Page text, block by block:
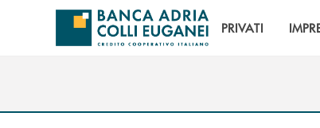
Salta al contenuto principale
PRIVATI